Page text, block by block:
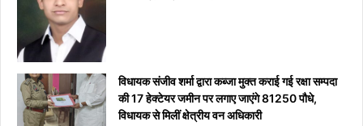
विधायक संजीव शर्मा द्वारा कब्जा मुक्त कराई गई रक्षा सम्पदा
की 17 हेक्टेयर जमीन पर लगाए जाएंगे 81250 पौधे,
विधायक से मिलीं क्षेत्रीय वन अधिकारी